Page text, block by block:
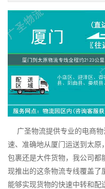
广圣物流提供专业的电商物
速、准确地从厦门运送到太原
包裹还是大件货物，我公司都
现推出的这条物流专线覆盖了
能够实现货物的快速中转和配